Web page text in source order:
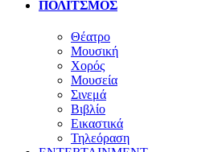
ΠΟΛΙΤΣΜΟΣ
Θέατρο
Μουσική
Χορός
Μουσεία
Σινεμά
Βιβλίο
Εικαστικά
Τηλεόραση